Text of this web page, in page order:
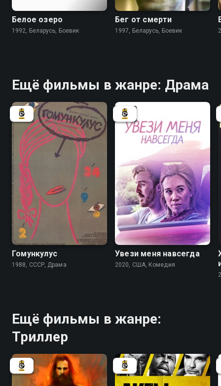
Белое озеро
1992, Беларусь, Боевик
Бег от смерти
1997, Беларусь, Боевик
Ещё фильмы в жанре: Драма
Гомункулус
1988, СССР, Драма
Увези меня навсегда
2020, США, Комедия
Ещё фильмы в жанре:
Триллер